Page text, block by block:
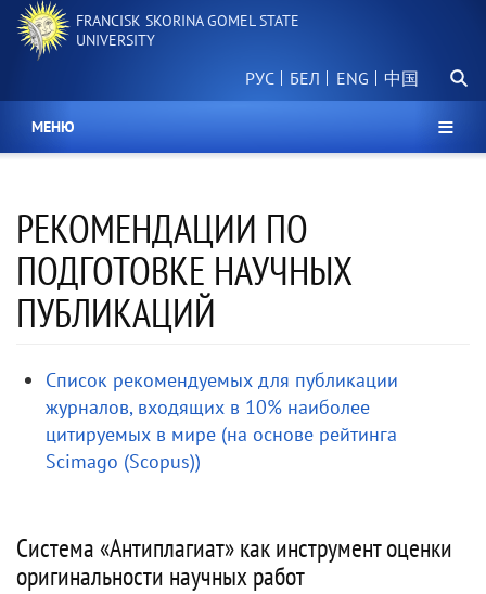
Skip
main
FRANCISK SKORINA GOMEL STATE
UNIVERSITY
РУС БЕЛ 中国
МЕНЮ
РЕКОМЕНДАЦИИ ПО
ПОДГОТОВКЕ НАУЧНЫХ
ПУБЛИКАЦИЙ
Список рекомендуемых для публикации
журналов, входящих в 10% наиболее
цитируемых в мире (на основе рейтинга
Scimago (Scopus))
Система «Антиплагиат» как инструмент оценки
оригинальности научных работ